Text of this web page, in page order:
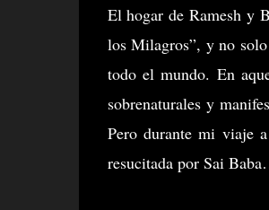
El hogar de Ramesh y
los Milagros”, y no
todo el mundo. En
sobrenaturales y
Pero durante mi viaje
resucitada por Sai